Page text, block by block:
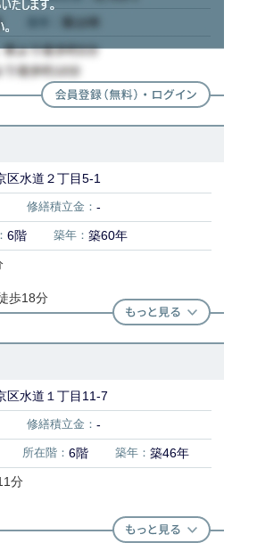
区水道２丁目5-1
修繕積立金： -
6階 築年： 築60年
歩18分
区水道１丁目11-7
修繕積立金： -
所在階： 6階 築年： 築46年
分